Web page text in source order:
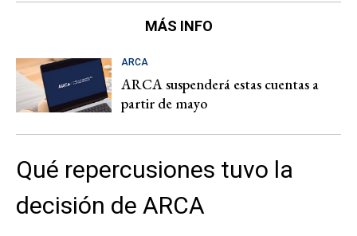
MÁS INFO
ARCA
ARCA suspenderá estas cuentas a
partir de mayo
Qué repercusiones tuvo la
decisión de ARCA